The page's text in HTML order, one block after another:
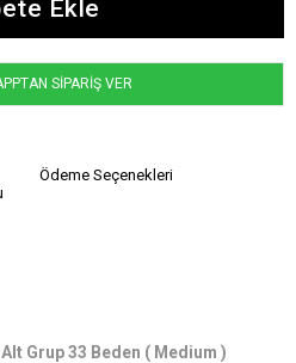
SİPARİŞ VER
Ödeme Seçenekleri
Grup 33 Beden ( Medium )